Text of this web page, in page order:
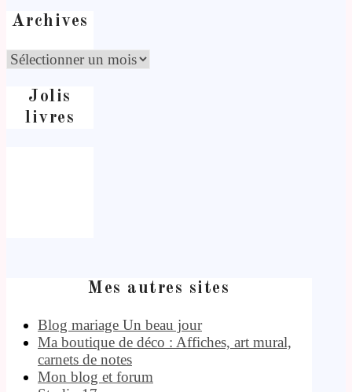
Archives
Jolis
livres
Mes autres sites
Blog mariage Un beau jour
Ma boutique de déco : Affiches, art mural,
carnets de notes
Mon blog et forum